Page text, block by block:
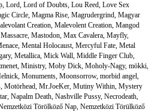
, Lord, Lord of Doubts, Lou Reed, Love Sex
Circle, Magma Rise, Magrudergrind, Magyar
Creation, Malevolent Creation, Mangod
Massacre, Mastodon, Max Cavalera, Mayfly,
, Mental Holocaust, Mercyful Fate, Metal
, Metallica, Mick Wall, Middle Finger Club,
, Ministry, Moby Dick, Moholy-Nagy, mökki,
, Monuments, Moonsorrow, morbid angel,
, Motörhead, Mr.JoeKer, Mutiny Within, Mystery
, Napalm Death, Nashville Pussy, Necrodeath,
Törölköző Nap, Nemzetközi Törülköző